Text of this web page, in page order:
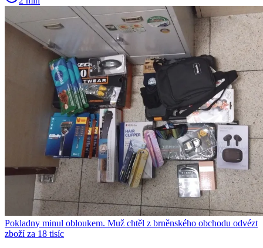
Pokladny minul obloukem. Muž chtěl z brněnského obchodu odvézt
zboží za 18 tisíc